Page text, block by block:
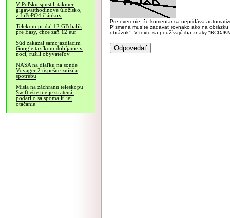
V Poľsku spustili takmer
gigawatthodinové úložisko,
z LiFePO4 článkov
Telekom pridal 12 GB balík
pre Easy, chce zaň 12 eur
Súd zakázal samojazdiacim
Google taxíkom dobíjanie v
noci, rušili obyvateľov
NASA na diaľku na sonde
Voyager 2 úspešne znížila
spotrebu
Misia na záchranu teleskopu
Swift ešte nie je stratená,
podarilo sa spomaliť jej
otáčanie
Pre overenie, že komentár sa nepridáva
Písmená musíte zadávať rovnako ako na
obrázok". V texte sa používajú iba znaky